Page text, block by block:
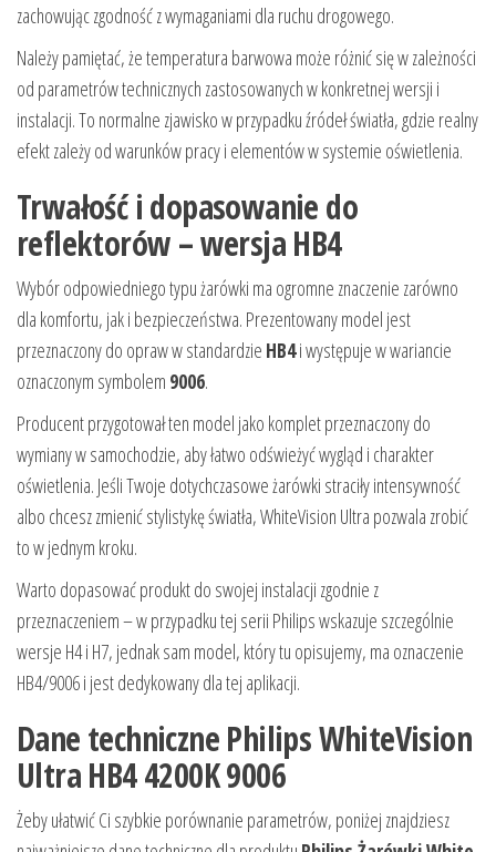
zachowując zgodność z wymaganiami dla ruchu drogowego.
Należy pamiętać, że temperatura barwowa może różnić się w zależności
od parametrów technicznych zastosowanych w konkretnej wersji i
instalacji. To normalne zjawisko w przypadku źródeł światła, gdzie realny
efekt zależy od warunków pracy i elementów w systemie oświetlenia.
Trwałość i dopasowanie do
reflektorów – wersja HB4
Wybór odpowiedniego typu żarówki ma ogromne znaczenie zarówno
dla komfortu, jak i bezpieczeństwa. Prezentowany model jest
przeznaczony do opraw w standardzie HB4i występuje w wariancie
oznaczonym symbolem 9006.
Producent przygotował ten model jako komplet przeznaczony do
wymiany w samochodzie, aby łatwo odświeżyć wygląd i charakter
oświetlenia. Jeśli Twoje dotychczasowe żarówki straciły intensywność
albo chcesz zmienić stylistykę światła, WhiteVision Ultra pozwala zrobić
to w jednym kroku.
Warto dopasować produkt do swojej instalacji zgodnie z
przeznaczeniem – w przypadku tej serii Philips wskazuje szczególnie
wersje H4 i H7, jednak sam model, który tu opisujemy, ma oznaczenie
HB4/9006 i jest dedykowany dla tej aplikacji.
Dane techniczne Philips WhiteVision
Ultra HB4 4200K 9006
Żeby ułatwić Ci szybkie porównanie parametrów, poniżej znajdziesz